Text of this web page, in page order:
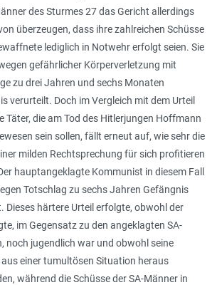
des Sturmes 27 das Gericht allerdings
überzeugen, dass ihre zahlreichen Schüsse
lediglich in Notwehr erfolgt seien. Sie
gefährlicher Körperverletzung mit
zu drei Jahren und sechs Monaten
verurteilt. Doch im Vergleich mit dem Urteil
Täter, die am Tod des Hitlerjungen Hoffmann
sein sollen, fällt erneut auf, wie sehr die
milden Rechtsprechung für sich profitieren
hauptangeklagte Kommunist in diesem Fall
Totschlag zu sechs Jahren Gefängnis
Dieses härtere Urteil erfolgte, obwohl der
im Gegensatz zu den angeklagten SA-
noch jugendlich war und obwohl seine
aus einer tumultösen Situation heraus
während die Schüsse der SA-Männer in